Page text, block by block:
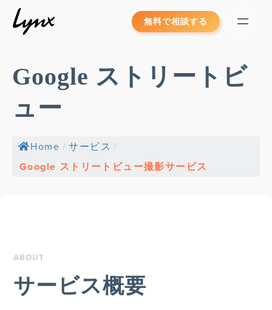
Skip
無料で相談する
Google ストリートビ
ュー
Home / サービス /
Google ストリートビュー撮影サービス
ABOUT
サービス概要